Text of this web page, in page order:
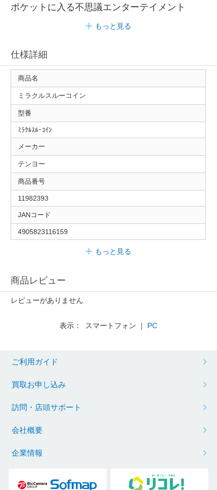
ポケットに入る不思議エンターテイメント
もっと見る
仕様詳細
商品名
ミラクルスルーコイン
型番
ﾐﾗｸﾙｽﾙｰｺｲﾝ
メーカー
テンヨー
商品番号
11982393
JANコード
4905823116159
もっと見る
商品レビュー
レビューがありません
表示： スマートフォン ｜ PC
ご利用ガイド
買取お申し込み
訪問・店頭サポート
会社概要
企業情報